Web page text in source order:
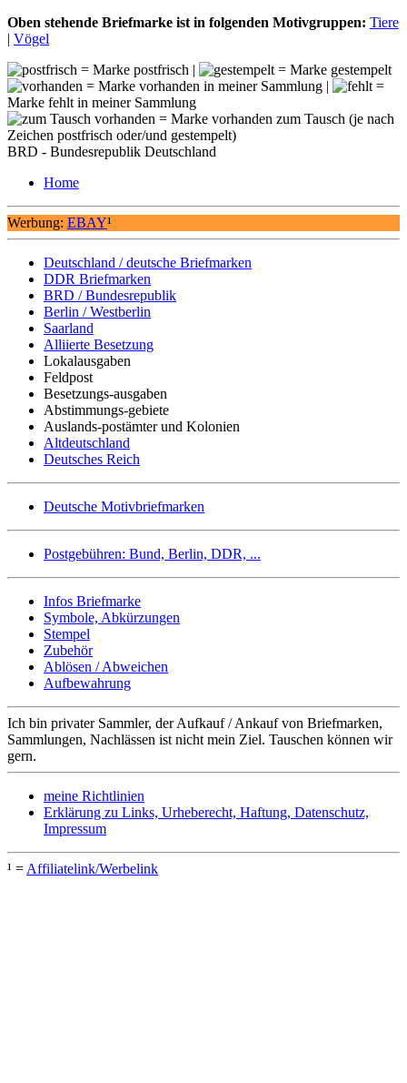
Oben stehende Briefmarke ist in folgenden Motivgruppen: Tiere
| Vögel
= Marke postfrisch |
= Marke gestempelt
= Marke vorhanden in meiner Sammlung |
=
Marke fehlt in meiner Sammlung
= Marke vorhanden zum Tausch (je nach
Zeichen postfrisch oder/und gestempelt)
BRD - Bundesrepublik Deutschland
Home
Werbung: EBAY¹
Deutschland / deutsche Briefmarken
DDR Briefmarken
BRD / Bundesrepublik
Berlin / Westberlin
Saarland
Alliierte Besetzung
Lokalausgaben
Feldpost
Besetzungs-ausgaben
Abstimmungs-gebiete
Auslands-postämter und Kolonien
Altdeutschland
Deutsches Reich
Deutsche Motivbriefmarken
Postgebühren: Bund, Berlin, DDR, ...
Infos Briefmarke
Symbole, Abkürzungen
Stempel
Zubehör
Ablösen / Abweichen
Aufbewahrung
Ich bin privater Sammler, der Aufkauf / Ankauf von Briefmarken,
Sammlungen, Nachlässen ist nicht mein Ziel. Tauschen können wir
gern.
meine Richtlinien
Erklärung zu Links, Urheberecht, Haftung, Datenschutz,
Impressum
¹ = Affiliatelink/Werbelink